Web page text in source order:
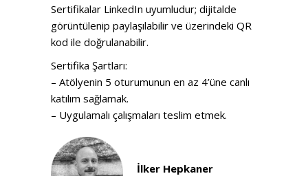
Sertifikalar LinkedIn uyumludur; dijitalde
görüntülenip paylaşılabilir ve üzerindeki QR
kod ile doğrulanabilir.
Sertifika Şartları:
– Atölyenin 5 oturumunun en az 4’üne canlı
katılım sağlamak.
– Uygulamalı çalışmaları teslim etmek.
İlker Hepkaner